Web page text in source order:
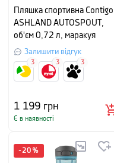
Пляшка спортивна Contigo
ASHLAND AUTOSPOUT,
об'єм 0,72 л, маракуя
Залишити відгук
1 199 грн
Є в наявності
3 3 3
-20 %